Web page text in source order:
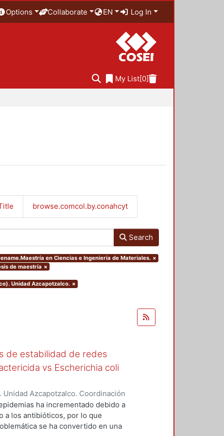
Options Collaborate EN Log In
My List[0]
browse.comcol.by.conahcyt
Search
en Ciencias e Ingeniería de Materiales. ×
de maestría ×
Unidad Azcapotzalco. ×
de estabilidad de redes
vs Escherichia coli
Azcapotzalco. Coordinación
Vanessaha incrementado debido a
a los antibióticos, por lo que
se ha convertido en una